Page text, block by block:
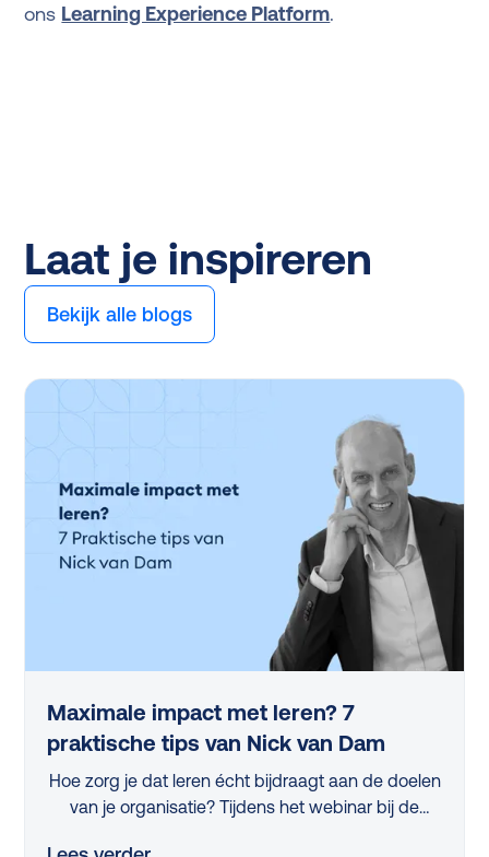
ons Learning Experience Platform.
Laat je inspireren
Bekijk alle blogs
Maximale impact met leren? 7
praktische tips van Nick van Dam
Hoe zorg je dat leren écht bijdraagt aan de doelen
van je organisatie? Tijdens het webinar bij de